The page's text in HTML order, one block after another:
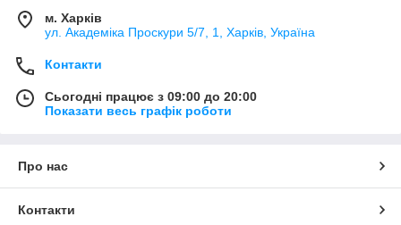
м. Харків
ул. Академіка Проскури 5/7, 1, Харків, Україна
Контакти
Сьогодні працює з 09:00 до 20:00
Показати весь графік роботи
Про нас
Контакти